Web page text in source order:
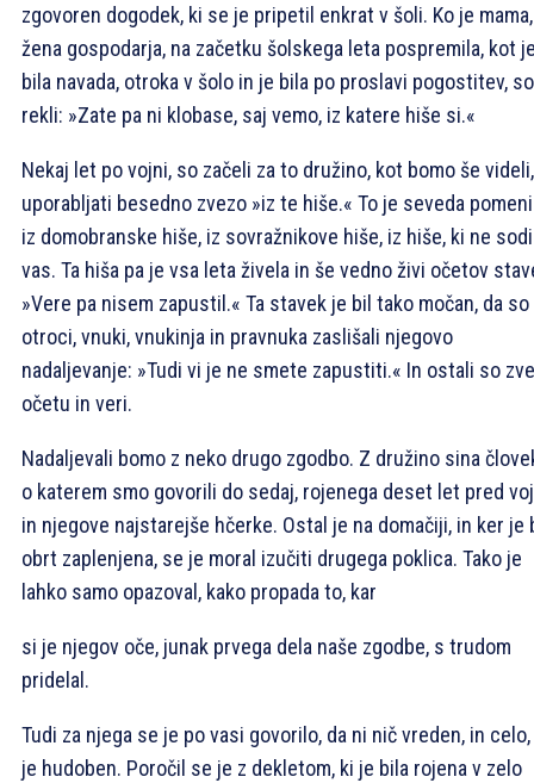
zgovoren dogodek, ki se je pripetil enkrat v šoli. Ko je mama,
žena gospodarja, na začetku šolskega leta pospremila, kot
bila navada, otroka v šolo in je bila po proslavi pogostitev,
rekli: »Zate pa ni klobase, saj vemo, iz katere hiše si.«
Nekaj let po vojni, so začeli za to družino, kot bomo še videli,
uporabljati besedno zvezo »iz te hiše.« To je seveda
iz domobranske hiše, iz sovražnikove hiše, iz hiše, ki ne
vas. Ta hiša pa je vsa leta živela in še vedno živi očetov
»Vere pa nisem zapustil.« Ta stavek je bil tako močan, da so
otroci, vnuki, vnukinja in pravnuka zaslišali njegovo
nadaljevanje: »Tudi vi je ne smete zapustiti.« In ostali so
očetu in veri.
Nadaljevali bomo z neko drugo zgodbo. Z družino sina
o katerem smo govorili do sedaj, rojenega deset let pred
in njegove najstarejše hčerke. Ostal je na domačiji, in ker je
obrt zaplenjena, se je moral izučiti drugega poklica. Tako je
lahko samo opazoval, kako propada to, kar
si je njegov oče, junak prvega dela naše zgodbe, s trudom
pridelal.
Tudi za njega se je po vasi govorilo, da ni nič vreden, in celo,
je hudoben. Poročil se je z dekletom, ki je bila rojena v zelo